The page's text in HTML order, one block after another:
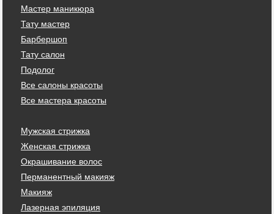
Мастер маникюра
Тату мастер
Барбершоп
Тату салон
Подолог
Все салоны красоты
Все мастера красоты
Мужская стрижка
Женская стрижка
Окрашивание волос
Перманентный макияж
Макияж
Лазерная эпиляция